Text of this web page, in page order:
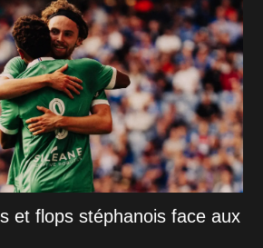
et flops stéphanois face aux